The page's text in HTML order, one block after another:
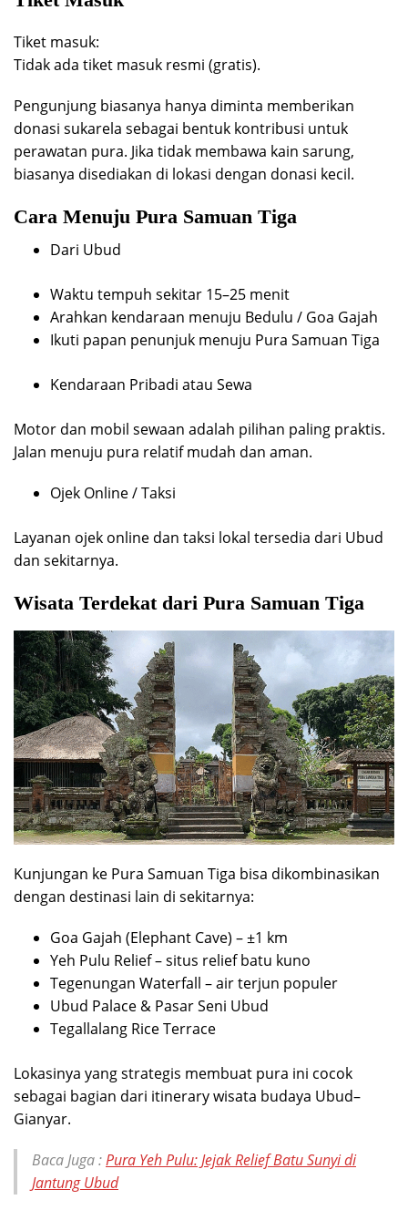
Tiket masuk:
Tidak ada tiket masuk resmi (gratis).
Pengunjung biasanya hanya diminta memberikan
donasi sukarela sebagai bentuk kontribusi untuk
perawatan pura. Jika tidak membawa kain sarung,
biasanya disediakan di lokasi dengan donasi kecil.
Cara Menuju Pura Samuan Tiga
Dari Ubud
Waktu tempuh sekitar 15–25 menit
Arahkan kendaraan menuju Bedulu / Goa Gajah
Ikuti papan penunjuk menuju Pura Samuan Tiga
Kendaraan Pribadi atau Sewa
Motor dan mobil sewaan adalah pilihan paling praktis.
Jalan menuju pura relatif mudah dan aman.
Ojek Online / Taksi
Layanan ojek online dan taksi lokal tersedia dari Ubud
dan sekitarnya.
Wisata Terdekat dari Pura Samuan Tiga
Kunjungan ke Pura Samuan Tiga bisa dikombinasikan
dengan destinasi lain di sekitarnya:
Goa Gajah (Elephant Cave) – ±1 km
Yeh Pulu Relief – situs relief batu kuno
Tegenungan Waterfall – air terjun populer
Ubud Palace & Pasar Seni Ubud
Tegallalang Rice Terrace
Lokasinya yang strategis membuat pura ini cocok
sebagai bagian dari itinerary wisata budaya Ubud–
Gianyar.
Baca Juga :Pura Yeh Pulu: Jejak Relief Batu Sunyi di
Jantung Ubud